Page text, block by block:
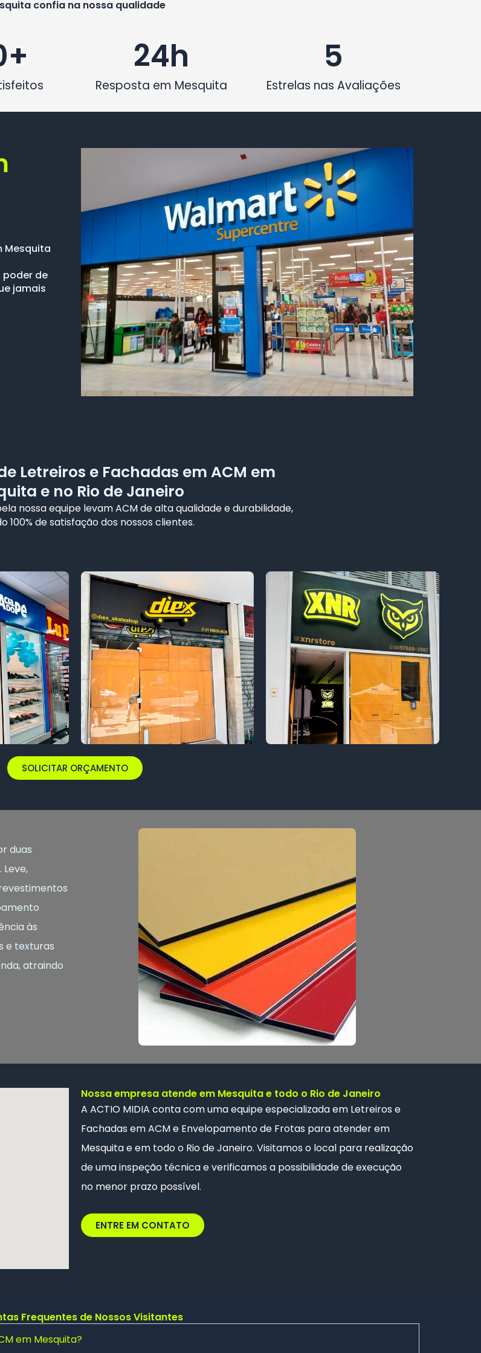
confia na nossa qualidade
+
Resposta em Mesquita
24h
Estrelas nas Avaliações
5
Mesquita
poder de
jamais
Letreiros e Fachadas em ACM em
e no Rio de Janeiro
nossa equipe levam ACM de alta qualidade e durabilidade,
100% de satisfação dos nossos clientes.
SOLICITAR ORÇAMENTO
duas
às
e texturas
atraindo
Nossa empresa atende em Mesquita e todo o Rio de Janeiro
A ACTIO MIDIA conta com umaequipe especializadaem Letreiros e
Fachadas em ACM e Envelopamento de Frotas para atender em
Mesquita e em todo o Rio de Janeiro. Visitamos o local para realização
de uma inspeção técnica e verificamos a possibilidade de execução
no menor prazo possível.
ENTRE EM CONTATO
Frequentes de Nossos Visitantes
em Mesquita?